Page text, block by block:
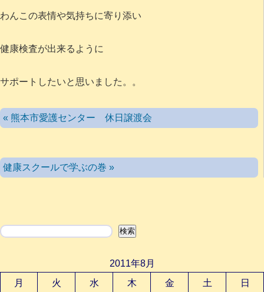
わんこの表情や気持ちに寄り添い
健康検査が出来るように
サポートしたいと思いました。。
« 熊本市愛護センター 休日譲渡会
健康スクールで学ぶの巻 »
検索 検索
2011年8月
月
火 水 木 金 土 日